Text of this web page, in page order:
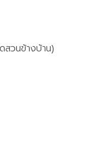
วนข้างบ้าน)